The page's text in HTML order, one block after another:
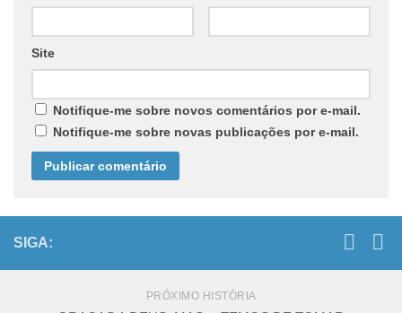
Site
Notifique-me sobre novos comentários por e-mail.
Notifique-me sobre novas publicações por e-mail.
SIGA:
PRÓXIMO HISTÓRIA